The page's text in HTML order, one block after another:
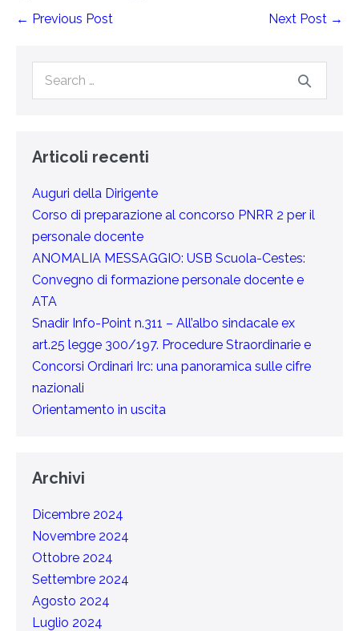
← Previous Post Next Post →
Articoli recenti
Auguri della Dirigente
Corso di preparazione al concorso PNRR 2 per il
personale docente
ANOMALIA MESSAGGIO: USB Scuola-Cestes:
Convegno di formazione personale docente e
ATA
Snadir Info-Point n.311 – All’albo sindacale ex
art.25 legge 300/197. Procedure Straordinarie e
Concorsi Ordinari Irc: una panoramica sulle cifre
nazionali
Orientamento in uscita
Archivi
Dicembre 2024
Novembre 2024
Ottobre 2024
Settembre 2024
Agosto 2024
Luglio 2024